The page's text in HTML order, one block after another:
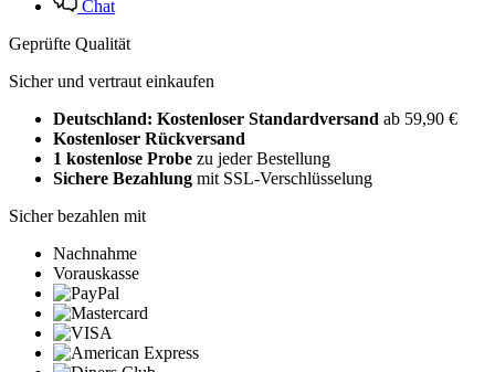
Chat
Geprüfte Qualität
Sicher und vertraut einkaufen
Deutschland: Kostenloser Standardversand ab 59,90 €
Kostenloser Rückversand
1 kostenlose Probe zu jeder Bestellung
Sichere Bezahlung mit SSL-Verschlüsselung
Sicher bezahlen mit
Nachnahme
Vorauskasse